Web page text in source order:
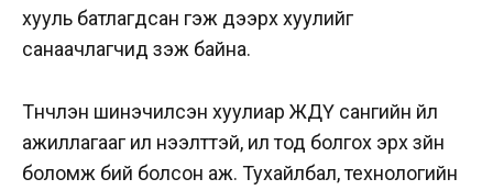
хууль батлагдсан гэж дээрх хуулийг
санаачлагчид үзэж байна.
Түүнчлэн шинэчилсэн хуулиар ЖДҮ сангийн үйл
ажиллагааг илүү нээлттэй, ил тод болгох эрх зүйн
боломж бий болсон аж. Тухайлбал, технологийн